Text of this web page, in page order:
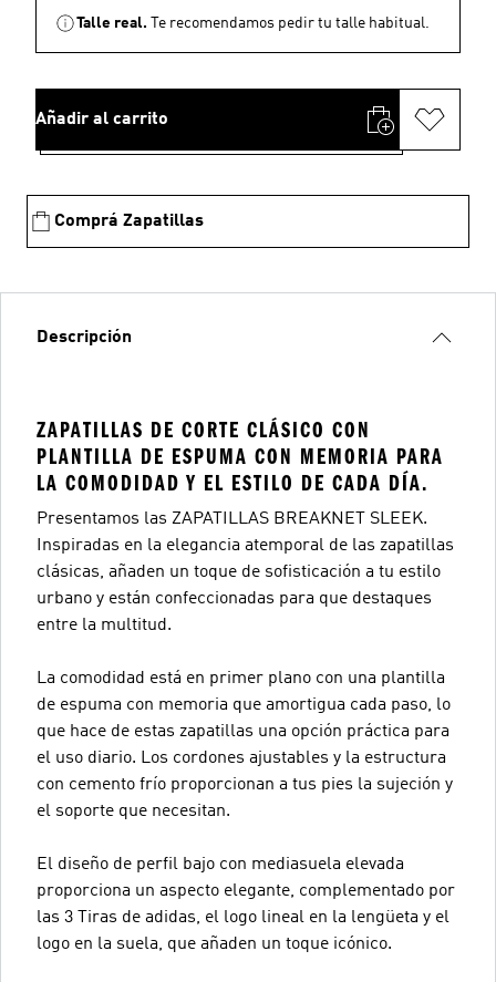
Talle real. Te recomendamos pedir tu talle habitual.
Añadir al carrito
Comprá Zapatillas
Descripción
ZAPATILLAS DE CORTE CLÁSICO CON
PLANTILLA DE ESPUMA CON MEMORIA PARA
LA COMODIDAD Y EL ESTILO DE CADA DÍA.
Presentamos las ZAPATILLAS BREAKNET SLEEK.
Inspiradas en la elegancia atemporal de las zapatillas
clásicas, añaden un toque de sofisticación a tu estilo
urbano y están confeccionadas para que destaques
entre la multitud.
La comodidad está en primer plano con una plantilla
de espuma con memoria que amortigua cada paso, lo
que hace de estas zapatillas una opción práctica para
el uso diario. Los cordones ajustables y la estructura
con cemento frío proporcionan a tus pies la sujeción y
el soporte que necesitan.
El diseño de perfil bajo con mediasuela elevada
proporciona un aspecto elegante, complementado por
las 3 Tiras de adidas, el logo lineal en la lengüeta y el
logo en la suela, que añaden un toque icónico.